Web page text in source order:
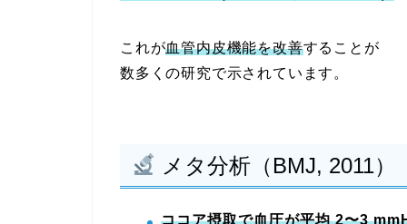
これが血管内皮機能を改善することが
数多くの研究で示されています。
メタ分析（BMJ, 2011）
ココア摂取で血圧が平均 2〜3